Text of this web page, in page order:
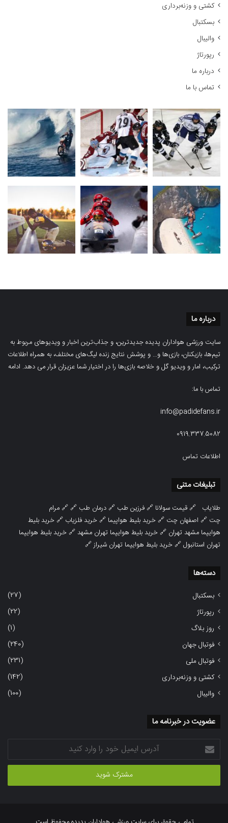
کشتی و وزنه‌برداری
بسکتبال
والیبال
رپورتاژ
درباره ما
تماس با ما
درباره ما
سایت ورزشی هواداران پدیده جدیدترین، و جذاب‌ترین اخبار و ویدیوهای مربوط به
تیم‌ها، بازیکنان، بازی‌ها و… و پوشش نتایج زنده لیگ‌های مختلف، به همراه اطلاعات
ترکیب، امار و ویدیو‌‌ گل‌ و خلاصه بازی‌ها را در اختیار شما عزیزان قرار می دهد. ادامه
تماس با ما:
info@padidefans.ir
0919.337.5082
اطلاعات تماس
تبلیغات متنی
طلایاب 🔗قیمت سولانا 🔗فرزین طب 🔗درمان طب 🔗 🔗مرام
چت 🔗 اصفهان چت 🔗خرید بلیط هواپیما 🔗خرید فلزیاب 🔗خرید بلیط
هوایپما مشهد تهران 🔗خرید بلیط هوایپما تهران مشهد🔗خرید بلیط هوایپما
تهران استانبول🔗خرید بلیط هوایپما تهران شیراز🔗
دسته‌ها
بسکتبال
(27)
رپورتاژ
(22)
روز بلاگ
(1)
فوتبال جهان
(240)
فوتبال ملی
(231)
کشتی و وزنه‌برداری
(142)
والیبال
(100)
عضویت در خبرنامه ما
آدرس
ایمیل
خود
وارد